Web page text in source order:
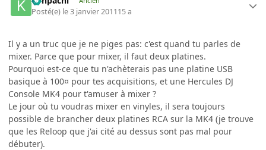
Posté(e) le 3 janvier 201115 a
Il y a un truc que je ne piges pas: c'est quand tu parles de
mixer. Parce que pour mixer, il faut deux platines.
Pourquoi est-ce que tu n'achèterais pas une platine USB
basique à 100¤ pour tes acquisitions, et une Hercules DJ
Console MK4 pour t'amuser à mixer ?
Le jour où tu voudras mixer en vinyles, il sera toujours
possible de brancher deux platines RCA sur la MK4 (je trouve
que les Reloop que j'ai cité au dessus sont pas mal pour
débuter).